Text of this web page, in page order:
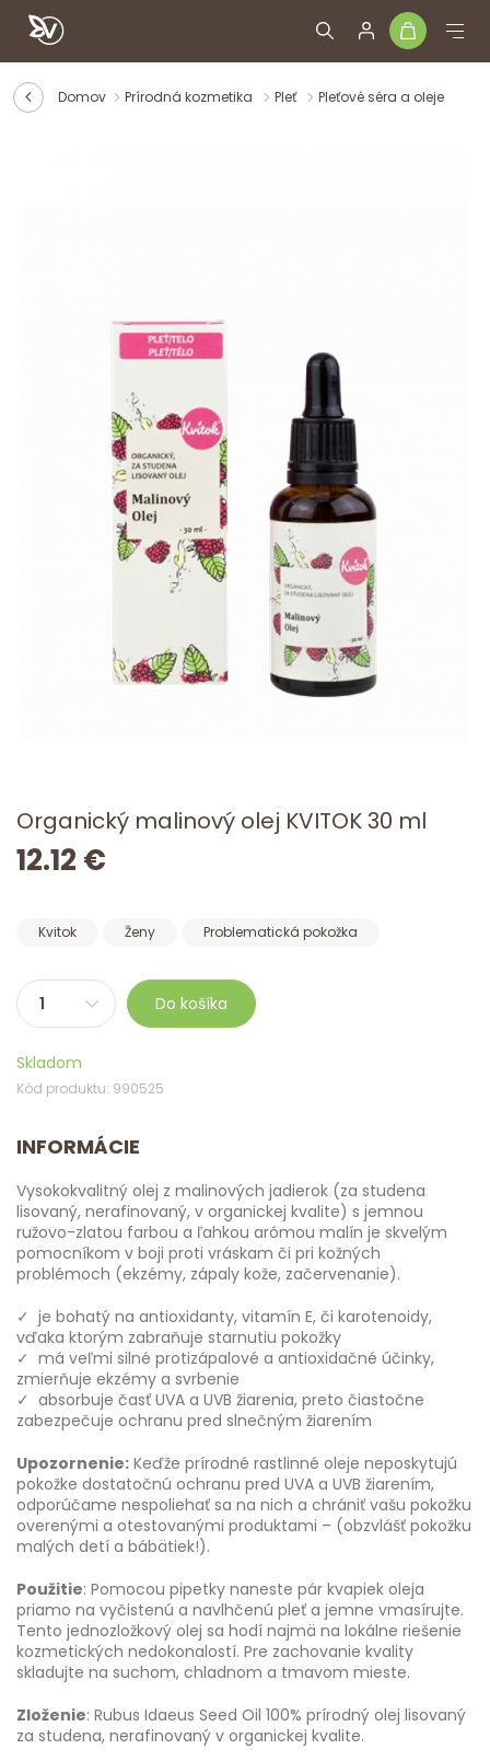
Domov Prírodná kozmetika Pleť Pleťové séra a oleje
Organický malinový olej KVITOK 30 ml
12.12 €
Kvitok Ženy Problematická pokožka
Do košíka
Skladom
Kód produktu: 990525
INFORMÁCIE
Vysokokvalitný olej z malinových jadierok (za studena
lisovaný, nerafinovaný, v organickej kvalite) s jemnou
ružovo-zlatou farbou a ľahkou arómou malín je skvelým
pomocníkom v boji proti vráskam či pri kožných
problémoch (ekzémy, zápaly kože, začervenanie).
✓ je bohatý na antioxidanty, vitamín E, či karotenoidy,
vďaka ktorým zabraňuje starnutiu pokožky
✓ má veľmi silné protizápalové a antioxidačné účinky,
zmierňuje ekzémy a svrbenie
✓ absorbuje časť UVA a UVB žiarenia, preto čiastočne
zabezpečuje ochranu pred slnečným žiarením
Upozornenie: Keďže prírodné rastlinné oleje neposkytujú
pokožke dostatočnú ochranu pred UVA a UVB žiarením,
odporúčame nespoliehať sa na nich a chrániť vašu pokožku
overenými a otestovanými produktami – (obzvlášť pokožku
malých detí a bábätiek!).
Použitie: Pomocou pipetky naneste pár kvapiek oleja
priamo na vyčistenú a navlhčenú pleť a jemne vmasírujte.
Tento jednozložkový olej sa hodí najmä na lokálne riešenie
kozmetických nedokonalostí. Pre zachovanie kvality
skladujte na suchom, chladnom a tmavom mieste.
Zloženie: Rubus Idaeus Seed Oil 100% prírodný olej lisovaný
za studena, nerafinovaný v organickej kvalite.